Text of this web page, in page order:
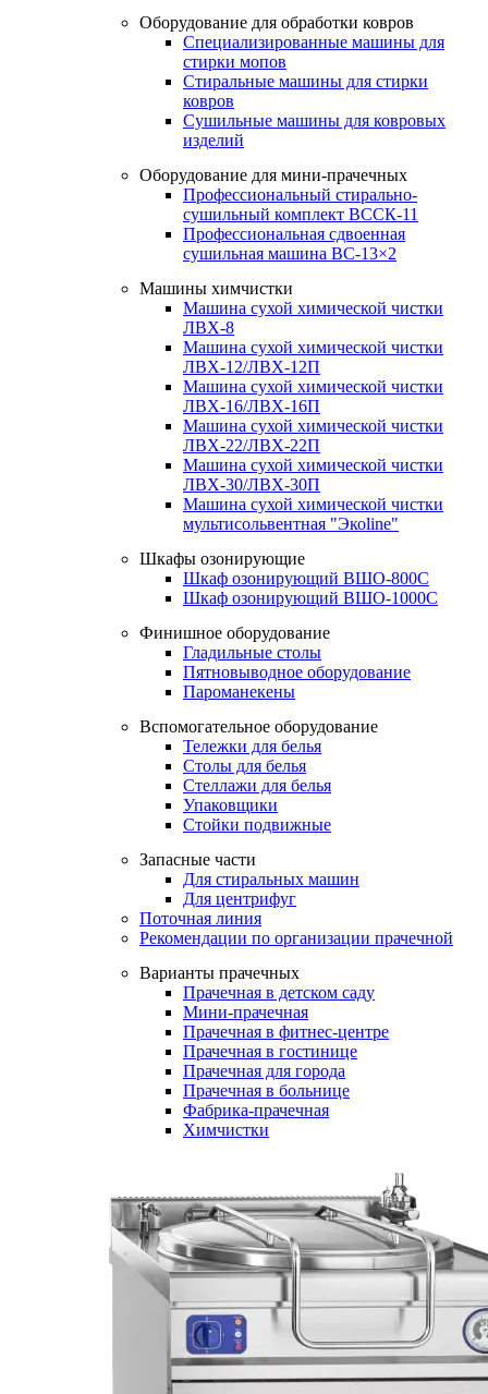
Оборудование для обработки ковров
Специализированные машины для
стирки мопов
Стиральные машины для стирки
ковров
Сушильные машины для ковровых
изделий
Оборудование для мини-прачечных
Профессиональный стирально-
сушильный комплект ВССК-11
Профессиональная сдвоенная
сушильная машина ВС-13×2
Машины химчистки
Машина сухой химической чистки
ЛВХ-8
Машина сухой химической чистки
ЛВХ-12/ЛВХ-12П
Машина сухой химической чистки
ЛВХ-16/ЛВХ-16П
Машина сухой химической чистки
ЛВХ-22/ЛВХ-22П
Машина сухой химической чистки
ЛВХ-30/ЛВХ-30П
Машина сухой химической чистки
мультисольвентная "Экоline"
Шкафы озонирующие
Шкаф озонирующий ВШО-800С
Шкаф озонирующий ВШО-1000С
Финишное оборудование
Гладильные столы
Пятновыводное оборудование
Пароманекены
Вспомогательное оборудование
Тележки для белья
Столы для белья
Стеллажи для белья
Упаковщики
Стойки подвижные
Запасные части
Для стиральных машин
Для центрифуг
Поточная линия
Рекомендации по организации прачечной
Варианты прачечных
Прачечная в детском саду
Мини-прачечная
Прачечная в фитнес-центре
Прачечная в гостинице
Прачечная для города
Прачечная в больнице
Фабрика-прачечная
Химчистки